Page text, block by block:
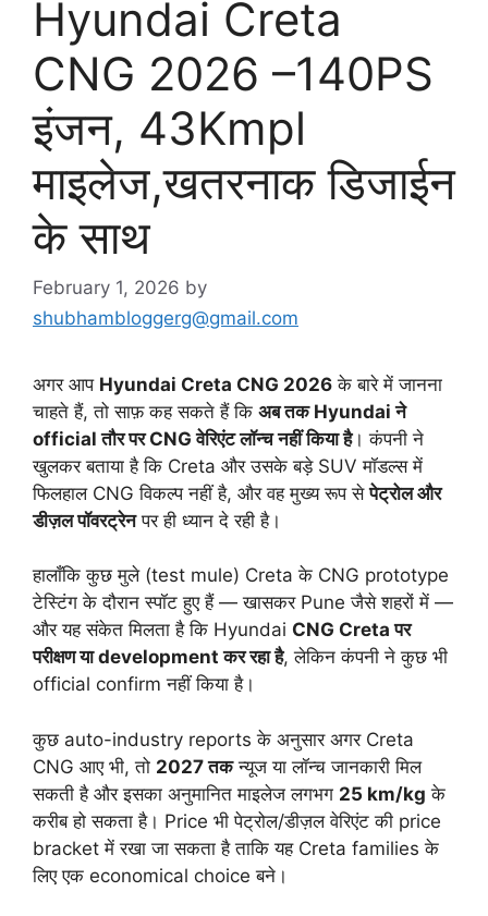
Hyundai Creta
CNG 2026 –140PS
इंजन, 43Kmpl
माइलेज,खतरनाक डिजाईन
के साथ
February 1, 2026 by
shubhambloggerg@gmail.com
अगर आप Hyundai Creta CNG 2026 के बारे में जानना
चाहते हैं, तो साफ़ कह सकते हैं कि अब तक Hyundai ने
official तौर पर CNG वेरिएंट लॉन्च नहीं किया है। कंपनी ने
खुलकर बताया है कि Creta और उसके बड़े SUV मॉडल्स में
फिलहाल CNG विकल्प नहीं है, और वह मुख्य रूप सेपेट्रोल और
डीज़ल पॉवरट्रेनपर ही ध्यान दे रही है।
हालाँकि कुछ मुले (test mule) Creta के CNG prototype
टेस्टिंग के दौरान स्पॉट हुए हैं — खासकर Pune जैसे शहरों में —
और यह संकेत मिलता है कि Hyundai CNG Creta पर
परीक्षण या development कर रहा है, लेकिन कंपनी ने कुछ भी
official confirm नहीं किया है।
कुछ auto-industry reports के अनुसार अगर Creta
CNG आए भी, तो 2027 तकन्यूज या लॉन्च जानकारी मिल
सकती है और इसका अनुमानित माइलेज लगभग 25 km/kg के
करीब हो सकता है। Price भी पेट्रोल/डीज़ल वेरिएंट की price
bracket में रखा जा सकता है ताकि यह Creta families के
लिए एक economical choice बने।